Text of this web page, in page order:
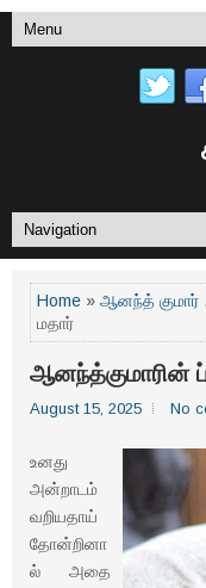
Home » ஆனந்த் குமார் ,
மதார்
ஆனந்த்குமாரின்
August 15, 2025 No
உனது
அன்றாடம்
வறியதாய்
தோன்றினா
ல் அதை